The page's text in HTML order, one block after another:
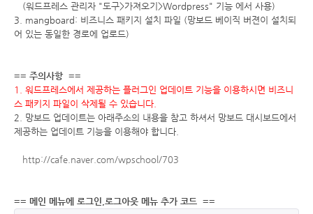
(워드프레스 관리자 "도구>가져오기>Wordpress" 기능 에서 사용)
3. mangboard: 비즈니스 패키지 설치 파일 (망보드 베이직 버젼이 설치되
어 있는 동일한 경로에 업로드)
== 주의사항 ==
1. 워드프레스에서 제공하는 플러그인 업데이트 기능을 이용하시면 비즈니
스 패키지 파일이 삭제될 수 있습니다.
2. 망보드 업데이트는 아래주소의 내용을 참고 하셔서 망보드 대시보드에서
제공하는 업데이트 기능을 이용해야 합니다.
http://cafe.naver.com/wpschool/703
== 메인 메뉴에 로그인,로그아웃 메뉴 추가 코드 ==